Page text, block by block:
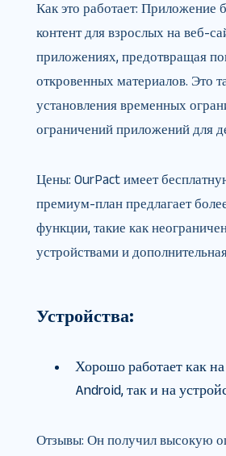
Как это работает: Приложение
контент для взрослых на веб-
приложениях, предотвращая
откровенных материалов. Это
установления временных
ограничений приложений для
Цены: OurPact имеет
премиум-план предлагает
функции, такие как
устройствами и
Устройства:
Хорошо работает как
Android, так и на
Отзывы: Он получил высокую